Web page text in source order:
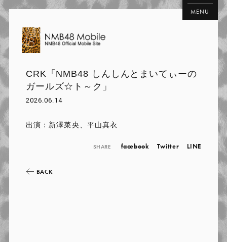
MENU
CRK「NMB48 しんしんとまいてぃーの
ガールズ☆ト～ク」
2026.06.14
出演：新澤菜央、平山真衣
SHARE facebook Twitter LINE
BACK